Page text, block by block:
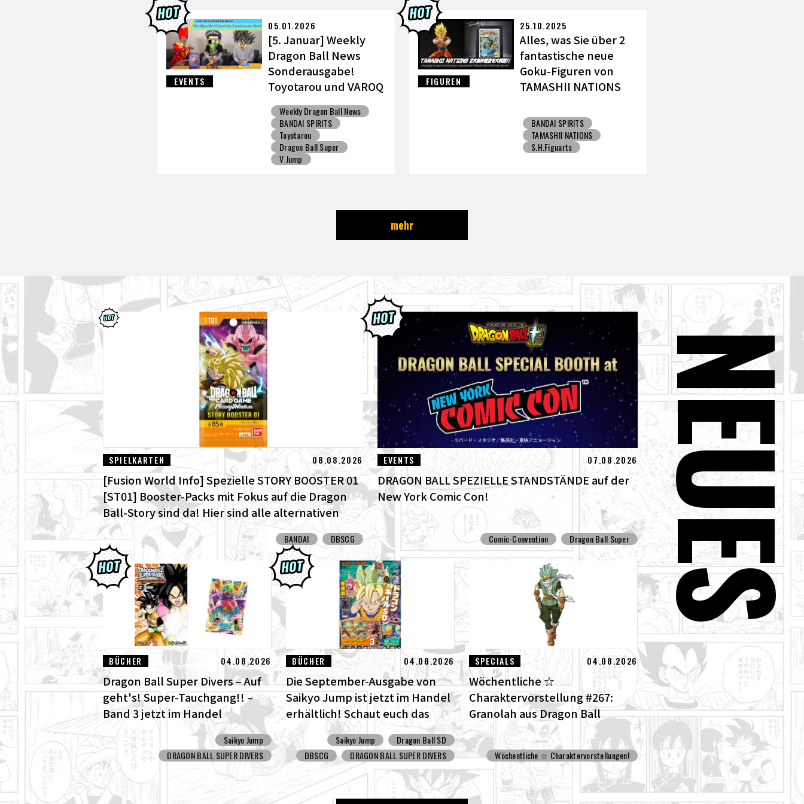
BANDAI
EVENTS
05.01.2026
[5. Januar] Weekly
Dragon Ball News
Sonderausgabe!
Toyotarou und VAROQ
diskutieren die
ultimative Vater-Sohn
Kamehameha Figur!
Weekly Dragon Ball News
BANDAI SPIRITS
Toyotarou
Dragon Ball Super
V Jump
FIGUREN
25.10.2025
Alles, was Sie über 2
fantastische neue
Goku-Figuren von
TAMASHII NATIONS
BANDAI SPIRITS
TAMASHII NATIONS
S.H.Figuarts
mehr
SPIELKARTEN 08.08.2026
[Fusion World Info] Spezielle STORY BOOSTER 01
[ST01] Booster-Packs mit Fokus auf die Dragon
Ball-Story sind da! Hier sind alle alternativen
Karten!
BANDAI DBSCG
EVENTS 07.08.2026
DRAGON BALL SPEZIELLE STANDSTÄNDE auf der
New York Comic Con!
Comic-Convention Dragon Ball Super
BÜCHER 04.08.2026
Dragon Ball Super Divers – Auf
geht's! Super-Tauchgang!! –
Band 3 jetzt im Handel
erhältlich!
Saikyo Jump
DRAGON BALL SUPER DIVERS
BÜCHER 04.08.2026
Die September-Ausgabe von
Saikyo Jump ist jetzt im Handel
erhältlich! Schaut euch das
fantastische Dragon Ball SD
Cover und all die tollen
Bonusinhalte an!
Saikyo Jump
Dragon Ball SD
DBSCG
DRAGON BALL SUPER DIVERS
SPECIALS 04.08.2026
Wöchentliche ☆
Charaktervorstellung #267:
Granolah aus Dragon Ball
Super!
Wöchentliche ☆ Charaktervorstellungen!